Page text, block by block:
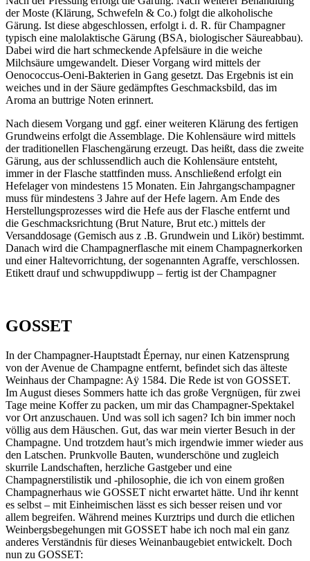
der Moste (Klärung, Schwefeln & Co.) folgt die alkoholische
Gärung. Ist diese abgeschlossen, erfolgt i. d. R. für Champagner
typisch eine malolaktische Gärung (BSA, biologischer Säureabbau).
Dabei wird die hart schmeckende Apfelsäure in die weiche
Milchsäure umgewandelt. Dieser Vorgang wird mittels der
Oenococcus-Oeni-Bakterien in Gang gesetzt. Das Ergebnis ist ein
weiches und in der Säure gedämpftes Geschmacksbild, das im
Aroma an buttrige Noten erinnert.
Nach diesem Vorgang und ggf. einer weiteren Klärung des fertigen
Grundweins erfolgt die Assemblage. Die Kohlensäure wird mittels
der traditionellen Flaschengärung erzeugt. Das heißt, dass die zweite
Gärung, aus der schlussendlich auch die Kohlensäure entsteht,
immer in der Flasche stattfinden muss. Anschließend erfolgt ein
Hefelager von mindestens 15 Monaten. Ein Jahrgangschampagner
muss für mindestens 3 Jahre auf der Hefe lagern. Am Ende des
Herstellungsprozesses wird die Hefe aus der Flasche entfernt und
die Geschmacksrichtung (Brut Nature, Brut etc.) mittels der
Versanddosage (Gemisch aus z .B. Grundwein und Likör) bestimmt.
Danach wird die Champagnerflasche mit einem Champagnerkorken
und einer Haltevorrichtung, der sogenannten Agraffe, verschlossen.
Etikett drauf und schwuppdiwupp – fertig ist der Champagner
GOSSET
In der Champagner-Hauptstadt Épernay, nur einen Katzensprung
von der Avenue de Champagne entfernt, befindet sich das älteste
Weinhaus der Champagne: Aÿ 1584. Die Rede ist von GOSSET.
Im August dieses Sommers hatte ich das große Vergnügen, für zwei
Tage meine Koffer zu packen, um mir das Champagner-Spektakel
vor Ort anzuschauen. Und was soll ich sagen? Ich bin immer noch
völlig aus dem Häuschen. Gut, das war mein vierter Besuch in der
Champagne. Und trotzdem haut’s mich irgendwie immer wieder aus
den Latschen. Prunkvolle Bauten, wunderschöne und zugleich
skurrile Landschaften, herzliche Gastgeber und eine
Champagnerstilistik und -philosophie, die ich von einem großen
Champagnerhaus wie GOSSET nicht erwartet hätte. Und ihr kennt
es selbst – mit Einheimischen lässt es sich besser reisen und vor
allem begreifen. Während meines Kurztrips und durch die etlichen
Weinbergsbegehungen mit GOSSET habe ich noch mal ein ganz
anderes Verständnis für dieses Weinanbaugebiet entwickelt. Doch
nun zu GOSSET: